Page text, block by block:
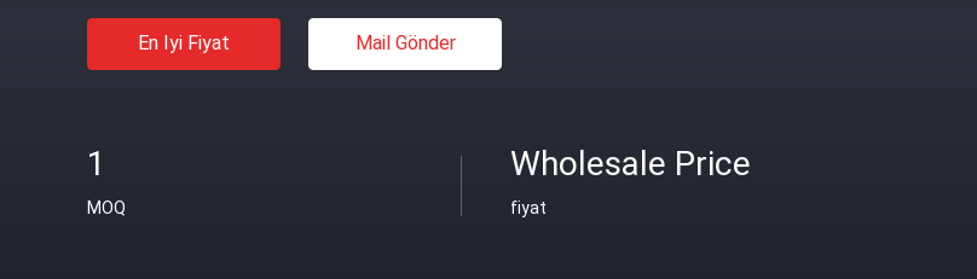
En Iyi Fiyat Mail Gönder
1
MOQ
Wholesale Price
fiyat